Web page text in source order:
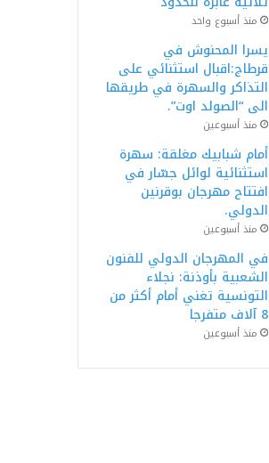
منذ أسبوع واحد
يسرا المحنوش في
قرطاج:اقبال استثنائي على
التذاكر والسهرة في طريقها
الى “الصولد اوت”.
منذ أسبوعين
أمام شبابيك مغلقة: سهرة
استثنائية لوائل جسّار في
افتتاح مهرجان بوقرنين
الدولي.
منذ أسبوعين
في المهرجان الدولي للفنون
الشعبية بأوذنة: نجلاء
التونسية تغني أمام أكثر من
8 آلاف متفرجا
منذ أسبوعين